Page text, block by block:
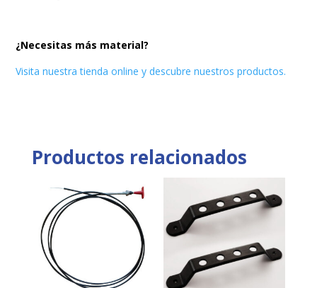
¿Necesitas más material?
Visita nuestra tienda online y descubre nuestros productos.
Productos relacionados